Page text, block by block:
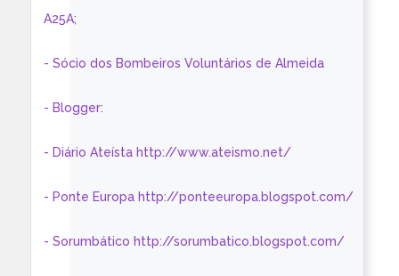
A25A;
- Sócio dos Bombeiros Voluntários de Almeida
- Blogger:
- Diário Ateísta http://www.ateismo.net/
- Ponte Europa http://ponteeuropa.blogspot.com/
- Sorumbático http://sorumbatico.blogspot.com/